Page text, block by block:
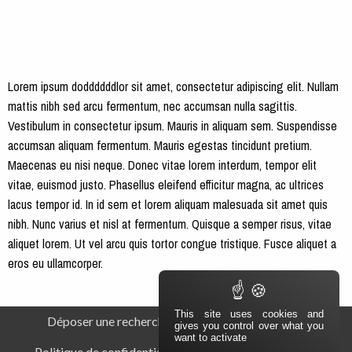
Lorem ipsum doddddddlor sit amet, consectetur adipiscing elit. Nullam
mattis nibh sed arcu fermentum, nec accumsan nulla sagittis.
Vestibulum in consectetur ipsum. Mauris in aliquam sem. Suspendisse
accumsan aliquam fermentum. Mauris egestas tincidunt pretium.
Maecenas eu nisi neque. Donec vitae lorem interdum, tempor elit
vitae, euismod justo. Phasellus eleifend efficitur magna, ac ultrices
lacus tempor id. In id sem et lorem aliquam malesuada sit amet quis
nibh. Nunc varius et nisl at fermentum. Quisque a semper risus, vitae
aliquet lorem. Ut vel arcu quis tortor congue tristique. Fusce aliquet a
eros eu ullamcorper.
Pied de page
Navigation secondaire
Déposer une recherche Barème d’honoraires
This site uses cookies and
gives you control over what you
want to activate